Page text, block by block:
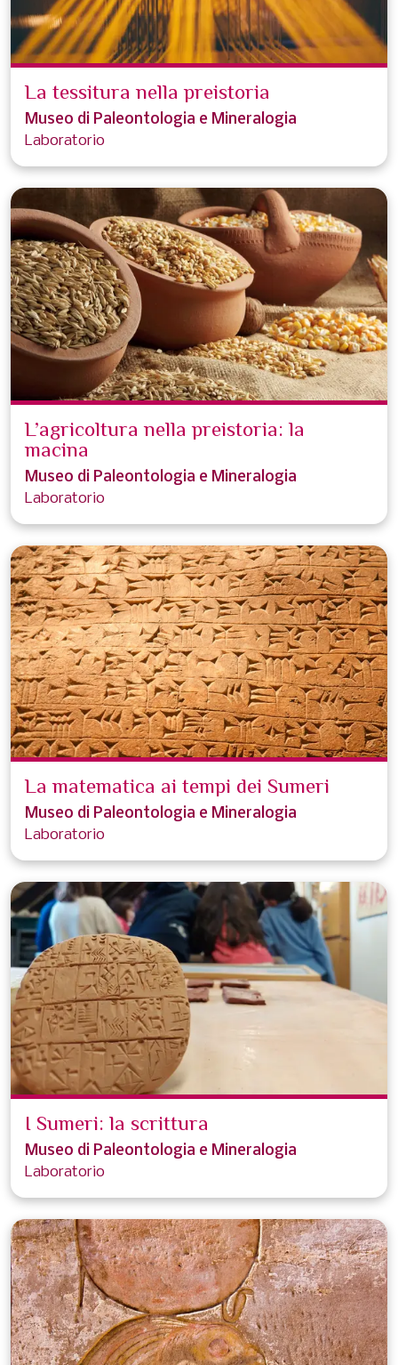
La tessitura nella preistoria
Museo di Paleontologia e Mineralogia
Laboratorio
L’agricoltura nella preistoria: la
macina
Museo di Paleontologia e Mineralogia
Laboratorio
La matematica ai tempi dei Sumeri
Museo di Paleontologia e Mineralogia
Laboratorio
I Sumeri: la scrittura
Museo di Paleontologia e Mineralogia
Laboratorio